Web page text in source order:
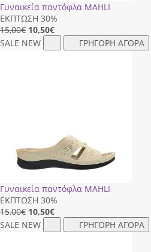
Γυναικεία παντόφλα MAHLI
ΕΚΠΤΩΣΗ 30%
15,00€ 10,50€
SALE NEW ΓΡΗΓΟΡΗ ΑΓΟΡΑ
Γυναικεία παντόφλα MAHLI
ΕΚΠΤΩΣΗ 30%
15,00€ 10,50€
SALE NEW ΓΡΗΓΟΡΗ ΑΓΟΡΑ